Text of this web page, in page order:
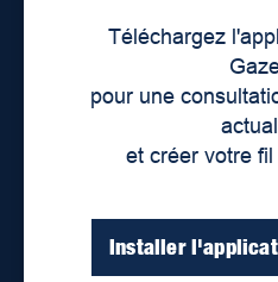
Téléchargez
pour une
et créer votre
Installer
Lieux de distribution